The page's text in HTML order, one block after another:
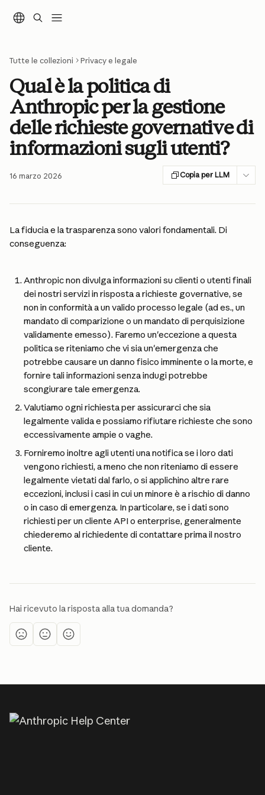
Tutte le collezioni Privacy e legale
Qual è la politica di
Anthropic per la gestione
delle richieste governative di
informazioni sugli utenti?
16 marzo 2026 Copia per LLM
La fiducia e la trasparenza sono valori fondamentali. Di
conseguenza:
Anthropic non divulga informazioni su clienti o utenti finali
dei nostri servizi in risposta a richieste governative, se
non in conformità a un valido processo legale (ad es., un
mandato di comparizione o un mandato di perquisizione
validamente emesso). Faremo un'eccezione a questa
politica se riteniamo che vi sia un'emergenza che
potrebbe causare un danno fisico imminente o la morte, e
fornire tali informazioni senza indugi potrebbe
scongiurare tale emergenza.
Valutiamo ogni richiesta per assicurarci che sia
legalmente valida e possiamo rifiutare richieste che sono
eccessivamente ampie o vaghe.
Forniremo inoltre agli utenti una notifica se i loro dati
vengono richiesti, a meno che non riteniamo di essere
legalmente vietati dal farlo, o si applichino altre rare
eccezioni, inclusi i casi in cui un minore è a rischio di danno
o in caso di emergenza. In particolare, se i dati sono
richiesti per un cliente API o enterprise, generalmente
chiederemo al richiedente di contattare prima il nostro
cliente.
Hai ricevuto la risposta alla tua domanda?